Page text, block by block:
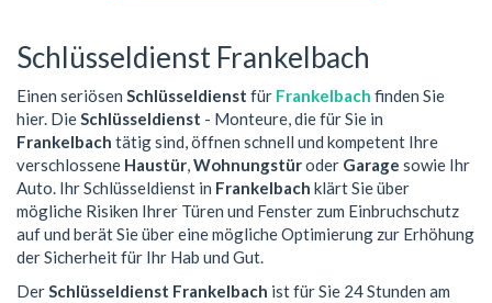
Schlüsseldienst Frankelbach
Einen seriösen Schlüsseldienst für Frankelbach finden Sie
hier. DieSchlüsseldienst - Monteure, die für Sie in
Frankelbach tätig sind, öffnen schnell und kompetent Ihre
verschlossene Haustür,Wohnungstüroder Garage sowie Ihr
Auto. Ihr Schlüsseldienst in Frankelbach klärt Sie über
mögliche Risiken Ihrer Türen und Fenster zum Einbruchschutz
auf und berät Sie über eine mögliche Optimierung zur Erhöhung
der Sicherheit für Ihr Hab und Gut.
DerSchlüsseldienst Frankelbach ist für Sie 24 Stunden am